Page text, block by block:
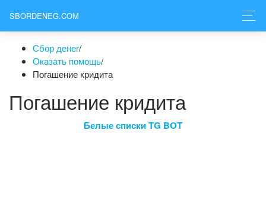
SBORDENEG.COM
Сбор денег/
Оказать помощь/
Погашение кридита
Погашение кридита
Белые списки TG BOT